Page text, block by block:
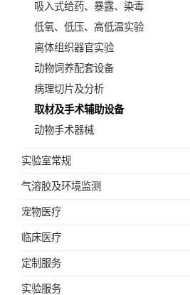
吸入式给药、暴露、染毒
低氧、低压、高低温实验
离体组织器官实验
动物饲养配套设备
病理切片及分析
取材及手术辅助设备
动物手术器械
实验室常规
气溶胶及环境监测
宠物医疗
临床医疗
定制服务
实验服务